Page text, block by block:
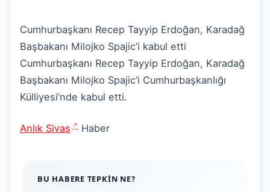
Cumhurbaşkanı Recep Tayyip Erdoğan, Karadağ
Başbakanı Milojko Spajic’i kabul etti
Cumhurbaşkanı Recep Tayyip Erdoğan, Karadağ
Başbakanı Milojko Spajic’i Cumhurbaşkanlığı
Külliyesi’nde kabul etti.
Anlık Sivas Haber
BU HABERE TEPKIN NE?